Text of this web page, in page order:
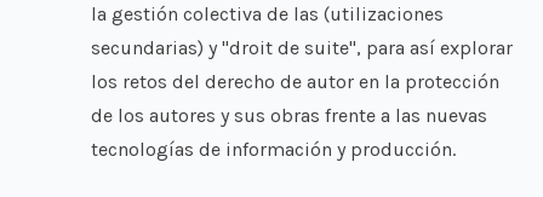
la gestión colectiva de las (utilizaciones
secundarias) y "droit de suite", para así explorar
los retos del derecho de autor en la protección
de los autores y sus obras frente a las nuevas
tecnologías de información y producción.